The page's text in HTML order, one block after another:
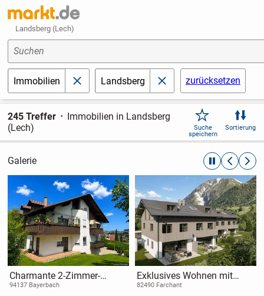
Landsberg (Lech)
Suchen
Immobilien schließenLandsberg schließenzurücksetzen
245 Treffer
Immobilien in Landsberg
(Lech)
Suche
speichern
Sortierung
Galerie automatische
Charmante 2-Zimmer-
Dachgeschosswohnung mit
94137 Bayerbach
Exklusives Wohnen mit
Bergblick - hochwertige
82490 Farchant